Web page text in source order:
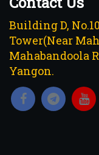
Building D,
Tower(Near
Mahabandoola
Yangon.